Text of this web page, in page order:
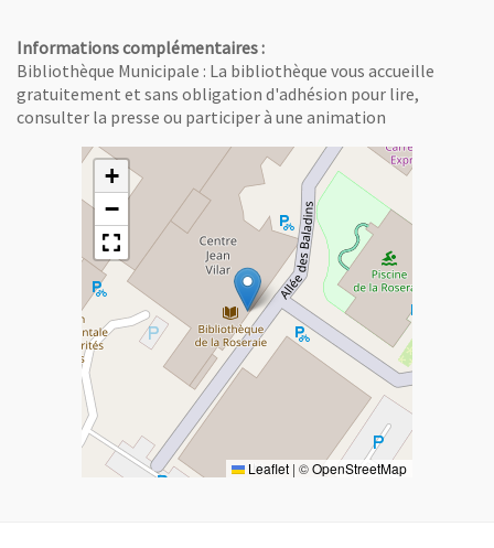
Informations complémentaires :
Bibliothèque Municipale : La bibliothèque vous accueille
gratuitement et sans obligation d'adhésion pour lire,
consulter la presse ou participer à une animation
+
−
Leaflet | ©OpenStreetMap